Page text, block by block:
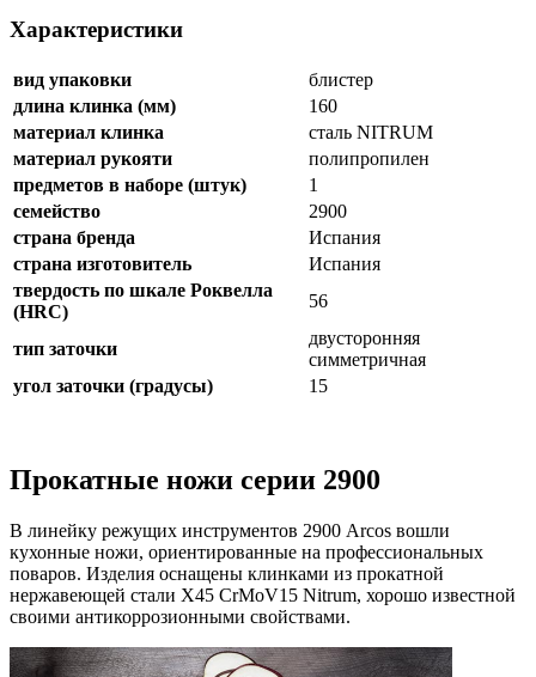
Характеристики
вид упаковки
блистер
длина клинка (мм)
160
материал клинка
сталь NITRUM
материал рукояти
полипропилен
предметов в наборе (штук)
1
семейство
2900
страна бренда
Испания
страна изготовитель
Испания
твердость по шкале Роквелла
(HRC)
56
тип заточки
двусторонняя
симметричная
угол заточки (градусы)
15
Прокатные ножи серии 2900
В линейку режущих инструментов 2900 Arcos вошли
кухонные ножи, ориентированные на профессиональных
поваров. Изделия оснащены клинками из прокатной
нержавеющей стали X45 CrMoV15 Nitrum, хорошо известной
своими антикоррозионными свойствами.